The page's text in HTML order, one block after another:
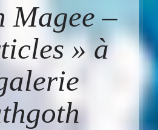
Magee –
» à